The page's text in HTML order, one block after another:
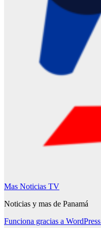
Mas Noticias TV
Noticias y mas de Panamá
Funciona gracias a WordPress